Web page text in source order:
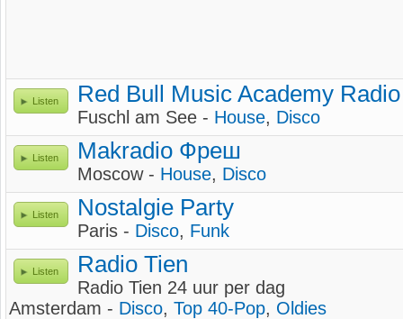
Listen Red Bull Music Academy
Fuschl am See - House, Disco
Listen Makradio Фреш
Moscow - House, Disco
Listen Nostalgie Party
Paris - Disco, Funk
Listen Radio Tien
Radio Tien 24 uur per dag
Amsterdam - Disco, Top 40-Pop, Oldies